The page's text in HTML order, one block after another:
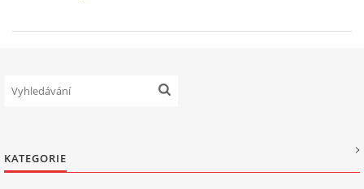
CESTOVÁNÍ S FRETKOU
KATEGORIE